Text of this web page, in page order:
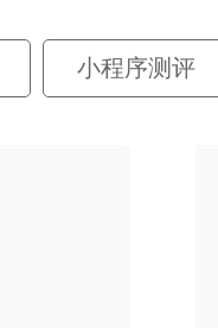
小程序测评